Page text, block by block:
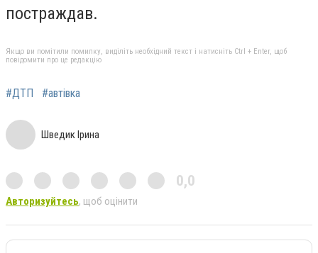
постраждав.
Якщо ви помітили помилку, виділіть необхідний текст і натисніть Ctrl + Enter, щоб
повідомити про це редакцію
#ДТП #автівка
Шведик Ірина
0,0
Авторизуйтесь, щоб оцінити